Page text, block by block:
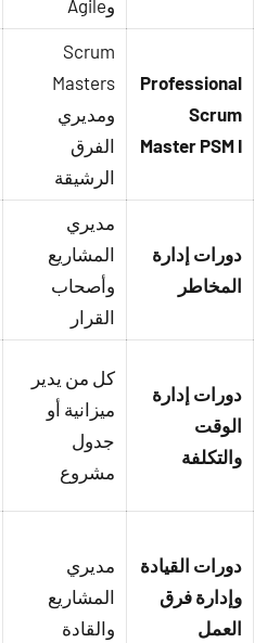
وAgile
Professional
Scrum
Master PSM I
Scrum
Masters
ومديري
الفرق
الرشيقة
دورات إدارة
المخاطر
مديري
المشاريع
وأصحاب
القرار
دورات إدارة
الوقت
والتكلفة
كل من يدير
ميزانية أو
جدول
مشروع
دورات القيادة
وإدارة فرق
العمل
مديري
المشاريع
والقادة